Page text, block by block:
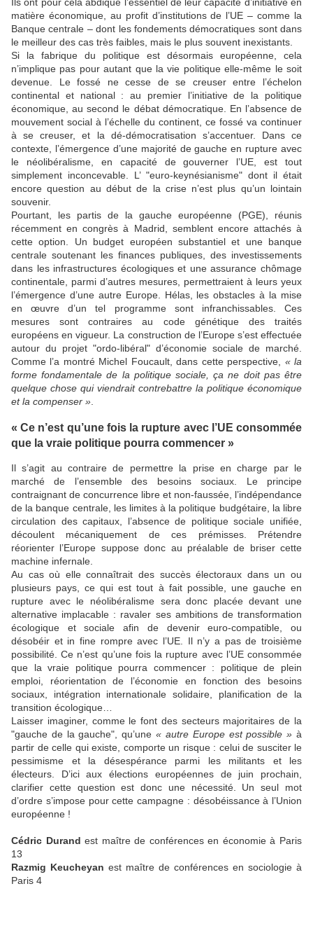
matière économique, au profit d’institutions de l’UE – comme la
Banque centrale – dont les fondements démocratiques sont dans
le meilleur des cas très faibles, mais le plus souvent inexistants.
Si la fabrique du politique est désormais européenne, cela
n’implique pas pour autant que la vie politique elle-même le soit
devenue. Le fossé ne cesse de se creuser entre l’échelon
continental et national : au premier l’initiative de la politique
économique, au second le débat démocratique. En l’absence de
mouvement social à l’échelle du continent, ce fossé va continuer
à se creuser, et la dé-démocratisation s’accentuer. Dans ce
contexte, l’émergence d’une majorité de gauche en rupture avec
le néolibéralisme, en capacité de gouverner l’UE, est tout
simplement inconcevable. L’ "euro-keynésianisme" dont il était
encore question au début de la crise n’est plus qu’un lointain
souvenir.
Pourtant, les partis de la gauche européenne (PGE), réunis
récemment en congrès à Madrid, semblent encore attachés à
cette option. Un budget européen substantiel et une banque
centrale soutenant les finances publiques, des investissements
dans les infrastructures écologiques et une assurance chômage
continentale, parmi d’autres mesures, permettraient à leurs yeux
l’émergence d’une autre Europe. Hélas, les obstacles à la mise
en œuvre d’un tel programme sont infranchissables. Ces
mesures sont contraires au code génétique des traités
européens en vigueur. La construction de l’Europe s’est effectuée
autour du projet "ordo-libéral" d’économie sociale de marché.
Comme l’a montré Michel Foucault, dans cette perspective, « la
forme fondamentale de la politique sociale, ça ne doit pas être
quelque chose qui viendrait contrebattre la politique économique
et la compenser »
« Ce n’est qu’une fois la rupture avec l’UE consommée
que la vraie politique pourra commencer »
Il s’agit au contraire de permettre la prise en charge par le
marché de l’ensemble des besoins sociaux. Le principe
contraignant de concurrence libre et non-faussée, l’indépendance
de la banque centrale, les limites à la politique budgétaire, la libre
circulation des capitaux, l’absence de politique sociale unifiée,
découlent mécaniquement de ces prémisses. Prétendre
réorienter l’Europe suppose donc au préalable de briser cette
machine infernale.
Au cas où elle connaîtrait des succès électoraux dans un ou
plusieurs pays, ce qui est tout à fait possible, une gauche en
rupture avec le néolibéralisme sera donc placée devant une
alternative implacable : ravaler ses ambitions de transformation
écologique et sociale afin de devenir euro-compatible, ou
désobéir et in fine rompre avec l’UE. Il n’y a pas de troisième
possibilité. Ce n’est qu’une fois la rupture avec l’UE consommée
que la vraie politique pourra commencer : politique de plein
emploi, réorientation de l’économie en fonction des besoins
sociaux, intégration internationale solidaire, planification de la
transition écologique…
Laisser imaginer, comme le font des secteurs majoritaires de la
"gauche de la gauche", qu’une« autre Europe est possible » à
partir de celle qui existe, comporte un risque : celui de susciter le
pessimisme et la désespérance parmi les militants et les
électeurs. D’ici aux élections européennes de juin prochain,
clarifier cette question est donc une nécessité. Un seul mot
d’ordre s’impose pour cette campagne : désobéissance à l’Union
européenne !
Cédric Durand est maître de conférences en économie à Paris
13
Razmig Keucheyan est maître de conférences en sociologie à
Paris 4